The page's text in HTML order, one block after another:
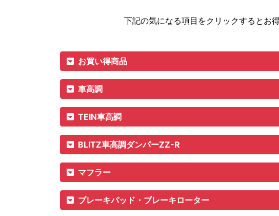
下記の気になる項目をクリックすると お
お買い得商品
車高調
TEIN車高調
BLITZ車高調ダンパーZZ-R
マフラー
ブレーキパッド・ブレーキローター